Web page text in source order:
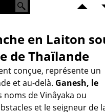
en Laiton
de Thaïlande
conçue, représente un
et au-delà. Ganesh, le
noms de Vinâyaka ou
et le seigneur de